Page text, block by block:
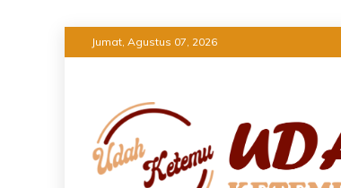
to
Jumat, Agustus 07, 2026